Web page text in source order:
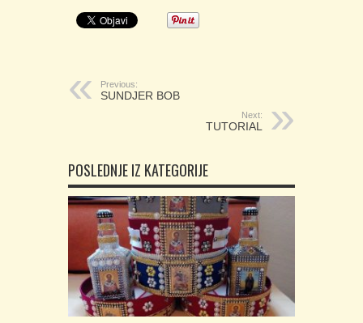
Previous:
SUNDJER BOB
Next:
TUTORIAL
POSLEDNJE IZ KATEGORIJE